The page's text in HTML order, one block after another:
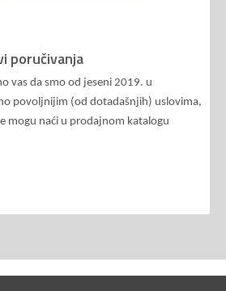
poručivanja
vas da smo od jeseni 2019. u
povoljnijim (od dotadašnjih) uslovima,
mogu naći u prodajnom katalogu